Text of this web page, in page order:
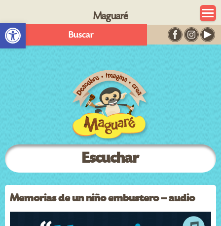
Abrir barra de herramientas
Maguaré
Buscar
Escuchar
Memorias de un niño embustero – audio